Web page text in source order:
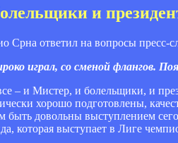
и
Срна ответил на вопросы пресс-
играл, со сменой флангов.
– и Мистер, и болельщики, и
хорошо подготовлены,
довольны выступлением
которая выступает в Лиге